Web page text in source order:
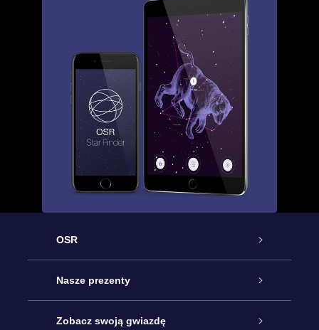
OSR
Obsługa
Kontakt
Nasze prezenty
Podarunek Gwiazda Online
Zobacz swoją gwiazdę